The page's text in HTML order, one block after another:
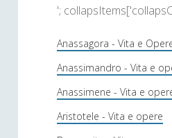
';
Anassagora - Vita e
Anassimandro - Vita e
Anassimene - Vita e
Aristotele - Vita e opere